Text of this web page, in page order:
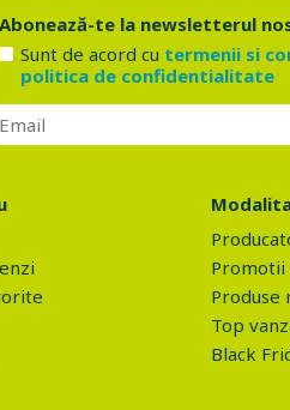
Abonează-te la newsletterul
Sunt de acord cu termenii si
politica de confidentialitate
Promotii
Produse
Top
Black